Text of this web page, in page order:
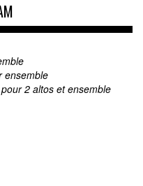
ensemble
2 altos et ensemble